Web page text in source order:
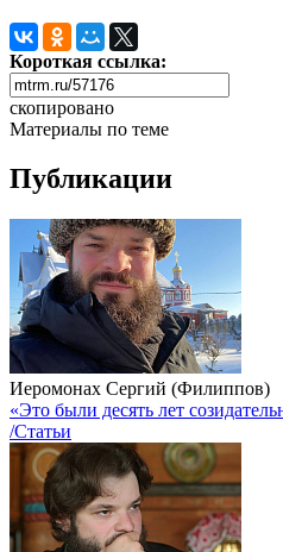
Короткая ссылка:
скопировано
Материалы по теме
Публикации
Иеромонах Сергий (Филиппов)
«Это были десять лет
/Статьи